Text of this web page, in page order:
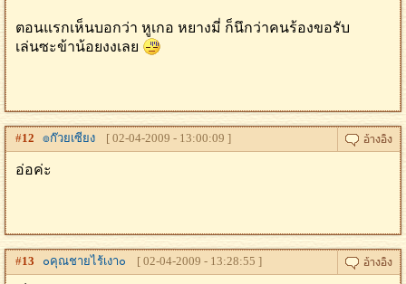
ตอนแรกเห็นบอกว่า หูเกอ หยางมี่ ก็นึกว่าคนร้องขอรับ
เล่นซะข้าน้อยงงเลย
#12 ๏ก๊วยเซียง [ 02-04-2009 - 13:00:09 ]
อ่อค่ะ
#13 ๐คุณชายไร้เงา๐ [ 02-04-2009 - 13:28:55 ]